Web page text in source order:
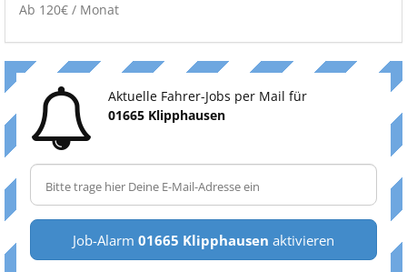
Ab 120€ / Monat
Aktuelle Fahrer-Jobs per Mail für
01665 Klipphausen
Job-Alarm 01665 Klipphausen aktivieren